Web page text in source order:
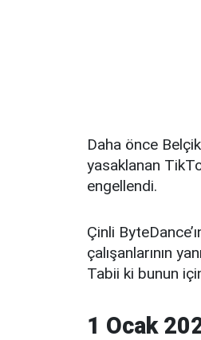
Daha önce
yasaklanan
engellendi.
Çinli
çalışanlarının
Tabii ki bunun
1 Ocak